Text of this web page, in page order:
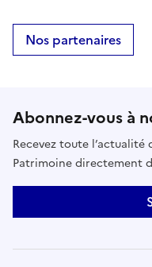
Nos partenaires
Abonnez-vous à
Recevez toute l’actualité
Patrimoine directement